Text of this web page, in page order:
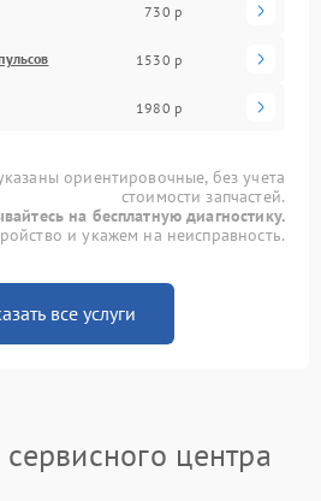
730 р
1530 р
1980 р
ориентировочные, без учета
стоимости запчастей.
на бесплатную диагностику.
и укажем на неисправность.
все услуги
центра